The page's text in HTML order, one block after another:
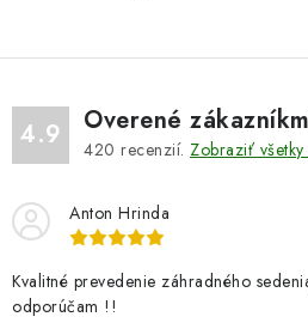
y
v
ý
p
s
4.9 Overené
420 recenzií. Zobraziť
Anton Hrinda
Kvalitné prevedenie záhradného
odporúčam !!